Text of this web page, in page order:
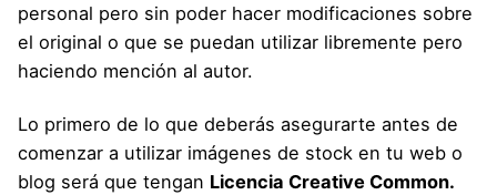
personal pero sin poder hacer modificaciones sobre
el original o que se puedan utilizar libremente pero
haciendo mención al autor.
Lo primero de lo que deberás asegurarte antes de
comenzar a utilizar imágenes de stock en tu web o
blog será que tengan Licencia Creative Common.